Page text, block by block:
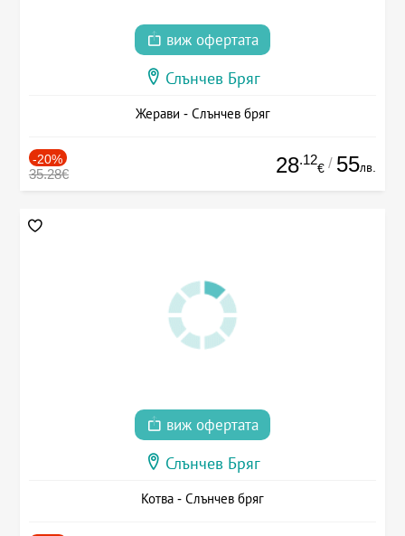
виж офертата
Слънчев Бряг
Жерави - Слънчев бряг
-20%
35.28€ 28.12
€ / 55лв.
виж офертата
Слънчев Бряг
Котва - Слънчев бряг